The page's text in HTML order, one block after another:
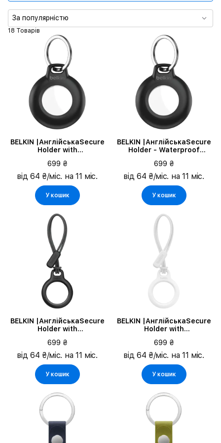
18 Товарів
За популярністю
BELKIN |АнглійськаSecure
Holder with
Чорний
699 ₴
від 64 ₴/міс. на 11 міс.
У кошик
BELKIN |АнглійськаSecure
Holder - Waterproof
PackАнглійська|, Чорний
699 ₴
від 64 ₴/міс. на 11 міс.
У кошик
BELKIN |АнглійськаSecure
Holder with
699 ₴
від 64 ₴/міс. на 11 міс.
У кошик
BELKIN |АнглійськаSecure
Holder with
699 ₴
від 64 ₴/міс. на 11 міс.
У кошик